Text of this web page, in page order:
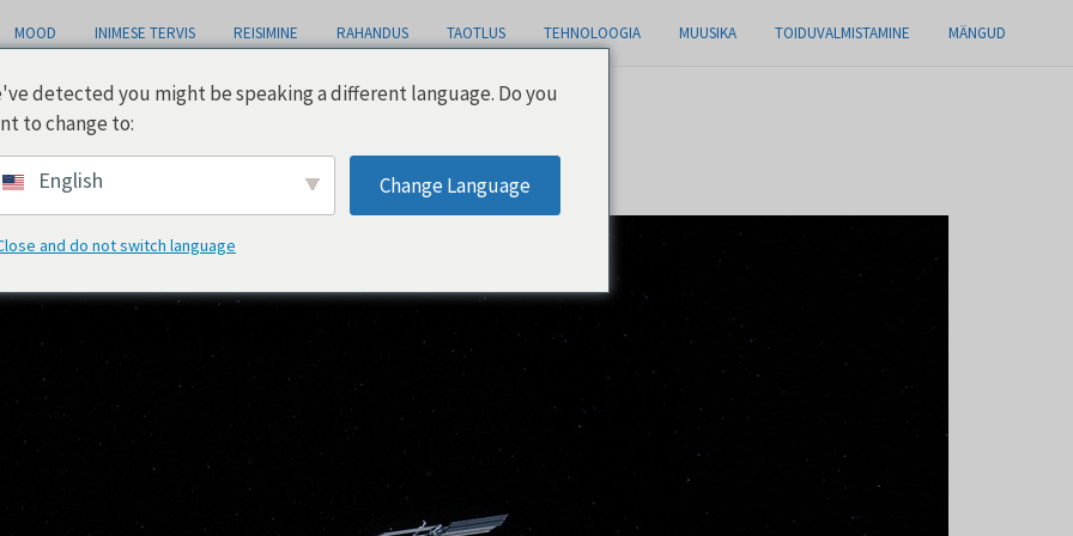
MOOD INIMESE TERVIS REISIMINE RAHANDUS TAOTLUS TEHNOLOOGIA MUUSIKA TOIDUVALMISTAMINE MÄNGUD
detected you might be speaking a different language. Do you
to change to:
English Change Language
and do not switch language